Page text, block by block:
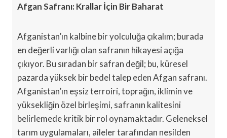
Afgan Safranı: Krallar İçin Bir Baharat
Afganistan’ın kalbine bir yolculuğa çıkalım; burada
en değerli varlığı olan safranın hikayesi açığa
çıkıyor. Bu sıradan bir safran değil; bu, küresel
pazarda yüksek bir bedel talep eden Afgan safranı.
Afganistan’ın eşsiz terroiri, toprağın, iklimin ve
yüksekliğin özel birleşimi, safranın kalitesini
belirlemede kritik bir rol oynamaktadır. Geleneksel
tarım uygulamaları, aileler tarafından nesilden